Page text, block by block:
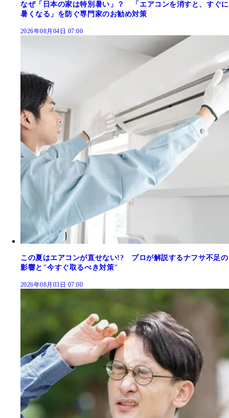
なぜ「日本の家は特別暑い」？ 「エアコンを消すと、すぐに
暑くなる」を防ぐ専門家のお勧め対策
2026年08月04日 07:00
この夏はエアコンが直せない!? プロが解説するナフサ不足の
影響と"今すぐ取るべき対策"
2026年08月03日 07:00